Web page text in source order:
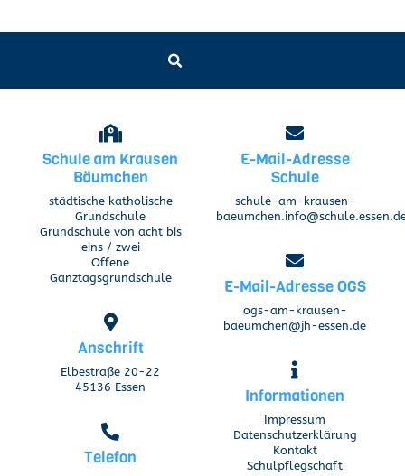
Schule am Krausen
Bäumchen
städtische katholische
Grundschule
Grundschule von acht bis
eins / zwei
Offene
Ganztagsgrundschule
Anschrift
Elbestraße 20-22
45136 Essen
Telefon
E-Mail-Adresse
Schule
schule-am-krausen-
E-Mail-Adresse OGS
ogs-am-krausen-
baeumchen@jh-essen.de
Informationen
Impressum
Datenschutzerklärung
Kontakt
Schulpflegschaft